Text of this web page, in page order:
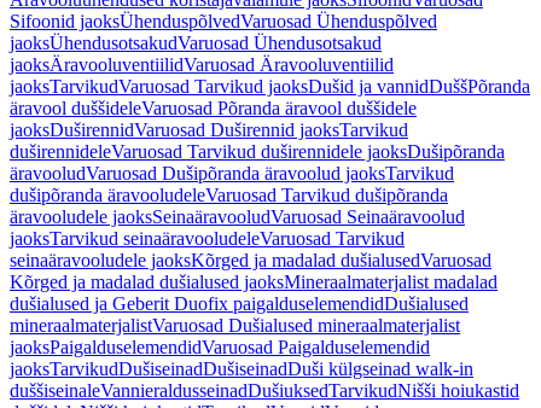
Sifoonid jaoksÜhenduspõlvedVaruosad Ühenduspõlved
jaoksÜhendusotsakudVaruosad Ühendusotsakud
jaoksÄravooluventiilidVaruosad Äravooluventiilid
jaoksTarvikudVaruosad Tarvikud jaoksDušid ja vannidDuššPõranda
äravool duššideleVaruosad Põranda äravool duššidele
jaoksDuširennidVaruosad Duširennid jaoksTarvikud
duširennideleVaruosad Tarvikud duširennidele jaoksDušipõranda
äravooludVaruosad Dušipõranda äravoolud jaoksTarvikud
dušipõranda äravooludeleVaruosad Tarvikud dušipõranda
äravooludele jaoksSeinaäravooludVaruosad Seinaäravoolud
jaoksTarvikud seinaäravooludeleVaruosad Tarvikud
seinaäravooludele jaoksKõrged ja madalad dušialusedVaruosad
Kõrged ja madalad dušialused jaoksMineraalmaterjalist madalad
dušialused ja Geberit Duofix paigalduselemendidDušialused
mineraalmaterjalistVaruosad Dušialused mineraalmaterjalist
jaoksPaigalduselemendidVaruosad Paigalduselemendid
jaoksTarvikudDušiseinadDušiseinadDuši külgseinad walk-in
duššiseinaleVannieraldusseinadDušiuksedTarvikudNišši hoiukastid